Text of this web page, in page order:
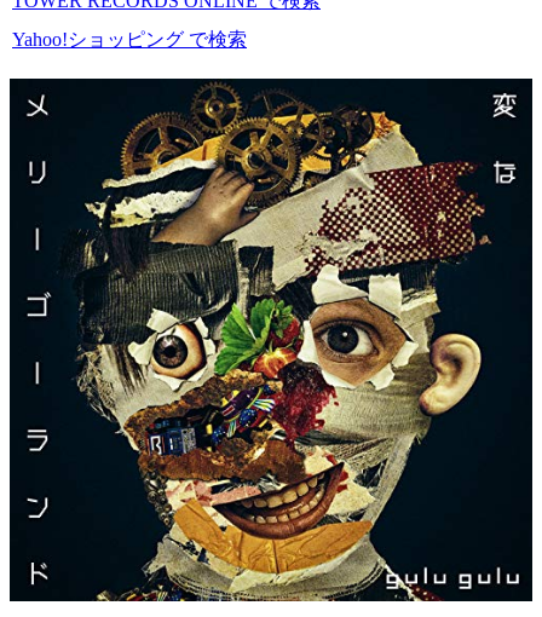
Yahoo!ショッピング で検索